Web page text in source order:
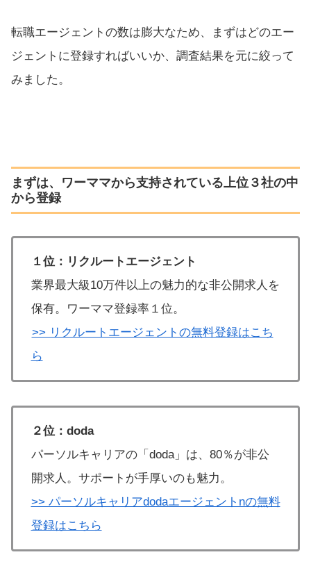
転職エージェントの数は膨大なため、まずはどのエー
ジェントに登録すればいいか、調査結果を元に絞って
みました。
まずは、ワーママから支持されている上位３社の中
から登録
１位：リクルートエージェント
業界最大級10万件以上の魅力的な非公開求人を
保有。ワーママ登録率１位。
>> リクルートエージェントの無料登録はこち
ら
２位：doda
パーソルキャリアの「doda」は、80％が非公
開求人。サポートが手厚いのも魅力。
>> パーソルキャリアdodaエージェントnの無料
登録はこちら